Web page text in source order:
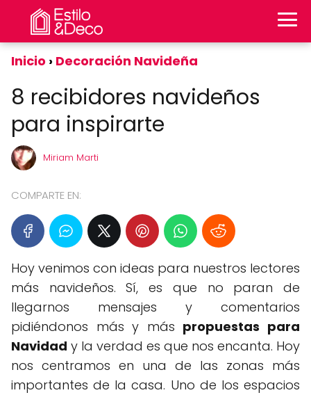
Inicio Decoración Navideña
8 recibidores navideños
para inspirarte
Miriam Marti
COMPARTE EN:
Hoy venimos con ideas para nuestros lectores
más navideños. Sí, es que no paran de
llegarnos mensajes y comentarios
pidiéndonos más y más propuestas para
Navidad y la verdad es que nos encanta. Hoy
nos centramos en una de las zonas más
importantes de la casa. Uno de los espacios